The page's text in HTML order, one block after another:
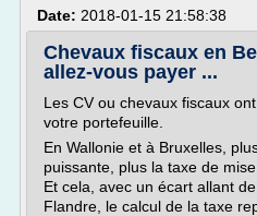
Date: 2018-01-15 21:58:38
Chevaux fiscaux en
allez-vous payer ...
Les CV ou chevaux fiscaux
votre portefeuille.
En Wallonie et à Bruxelles,
puissante, plus la taxe de
Et cela, avec un écart allant
Flandre, le calcul de la taxe